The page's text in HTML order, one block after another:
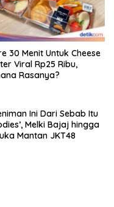
30 Menit Untuk Cheese
Viral Rp25 Ribu,
Rasanya?
Ini Dari Sebab Itu
Melki Bajaj hingga
Mantan JKT48